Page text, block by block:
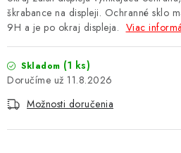
BATÉRIE VARTA
MULTIMÉDIÁ
KAMERY
škrabance na displeji. Ochranné sklo
9H a je po okraj displeja. Viac
Skladom (1 ks)
11.8.2026
Možnosti doručenia